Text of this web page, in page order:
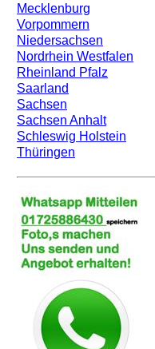
Mecklenburg
Vorpommern
Niedersachsen
Nordrhein Westfalen
Rheinland Pfalz
Saarland
Sachsen
Sachsen Anhalt
Schleswig Holstein
Thüringen